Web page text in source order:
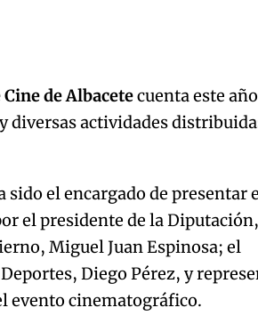
de Albacetecuenta este
diversas actividades
sido el encargado de presentar
el presidente de la Diputación,
Miguel Juan Espinosa; el
Diego Pérez, y
evento cinematográfico.